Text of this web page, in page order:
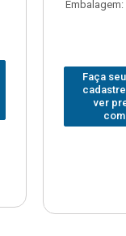
Faça
ver